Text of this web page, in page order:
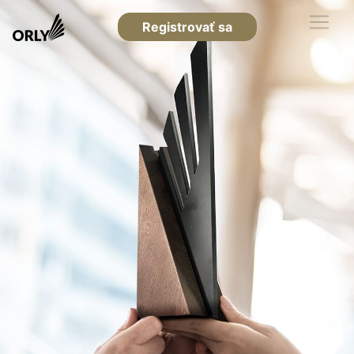
Registrovať sa